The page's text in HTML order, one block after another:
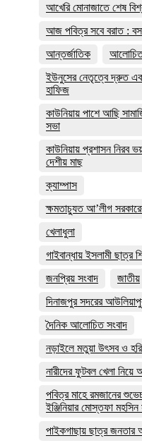
আখেরি মোনাজাতে শেষ
আজ পবিত্র সবে বরাত :
আন্তর্জাতিক
আলোচিত
ইউনুসের নেতৃত্বে দ্রুত
হাফিজ
কাউনিয়ায় পাশে আছি
সভা
কাউনিয়ায় প্রশাসন নিরব
দেশীয় মাছ
ক্যাম্পাস
ক্ষমতাচ্যুত আ’লীগ
খেলাধুলা
গাইবান্ধায় ইসলামী ছাত্র
জনপ্রিয় সংবাদ
জাতীয়
দিনাজপুর সদরের
দৈনিক আলোচিত সংবাদ
নড়াইলে মতুয়া উৎসব ও
নারীদের ফুটবল খেলা
পবিত্র মাহে রমজানের
ইঞ্জিনিয়ার মোস্তফা মহসিন
পাইকগাছায় ছাত্র জনতার